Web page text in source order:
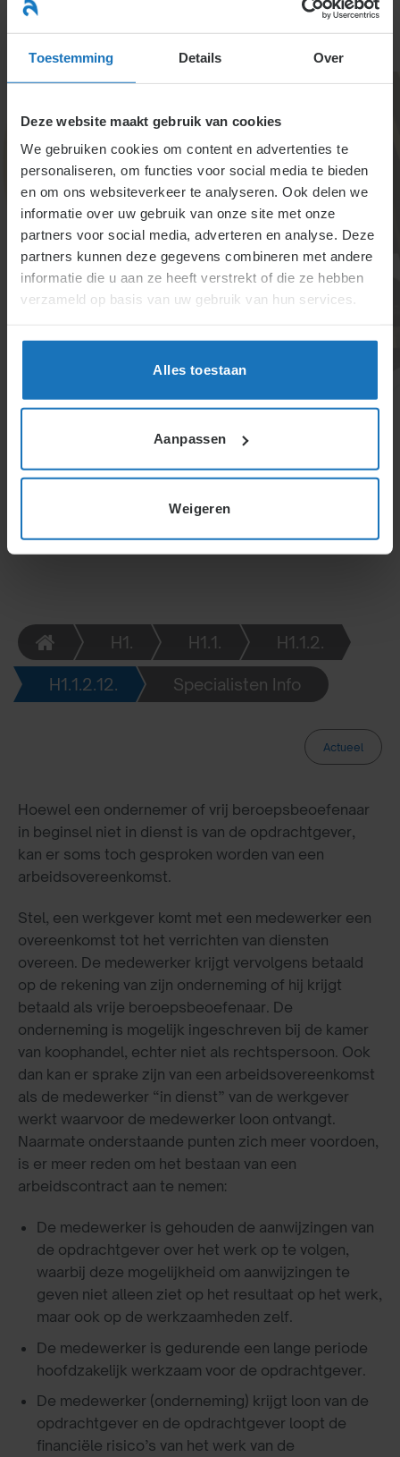
Toestemming Details Over
Deze website maakt gebruik van cookies
We gebruiken cookies om content en advertenties te
personaliseren, om functies voor social media te bieden
en om ons websiteverkeer te analyseren. Ook delen we
informatie over uw gebruik van onze site met onze
partners voor social media, adverteren en analyse. Deze
partners kunnen deze gegevens combineren met andere
informatie die u aan ze heeft verstrekt of die ze hebben
verzameld op basis van uw gebruik van hun services.
Alles toestaan
Aanpassen
Weigeren
naar
inhoud
1.1.2.12. Vrij beroep,
eigen onderneming of
in dienst
Zelfstandigen kunnen soms toch een
arbeidsovereenkomst hebben bij gezag, loonbetaling
zelfstandige op provisiebasis, terwijl
arbeidsovereenkomst vallen en loon ontvangen. Ook
zonder arbeidsovereenkomst kan een fictieve
premieverplichtingen opleveren voor de
opdrachtgever.
H1. H1.1. H1.1.2.
H1.1.2.12. Specialisten Info
Actueel
Hoewel een ondernemer of vrij beroepsbeoefenaar
in beginsel niet in dienst is van de opdrachtgever,
kan er soms toch gesproken worden van een
arbeidsovereenkomst.
Stel, een werkgever komt met een medewerker een
overeenkomst tot het verrichten van diensten
overeen. De medewerker krijgt vervolgens betaald
op de rekening van zijn onderneming of hij krijgt
betaald als vrije beroepsbeoefenaar. De
onderneming is mogelijk ingeschreven bij de kamer
van koophandel, echter niet als rechtspersoon. Ook
dan kan er sprake zijn van een arbeidsovereenkomst
als de medewerker “in dienst” van de werkgever
werkt waarvoor de medewerker loon ontvangt.
Naarmate onderstaande punten zich meer voordoen,
is er meer reden om het bestaan van een
arbeidscontract aan te nemen:
De medewerker is gehouden de aanwijzingen van
de opdrachtgever over het werk op te volgen,
waarbij deze mogelijkheid om aanwijzingen te
geven niet alleen ziet op het resultaat op het werk,
maar ook op de werkzaamheden zelf.
De medewerker is gedurende een lange periode
hoofdzakelijk werkzaam voor de opdrachtgever.
De medewerker (onderneming) krijgt loon van de
opdrachtgever en de opdrachtgever loopt de
financiële risico’s van het werk van de